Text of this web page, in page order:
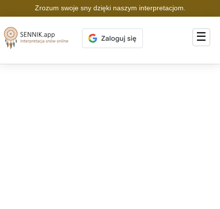
Zrozum swoje sny dzięki naszym interpretacjom.
☰